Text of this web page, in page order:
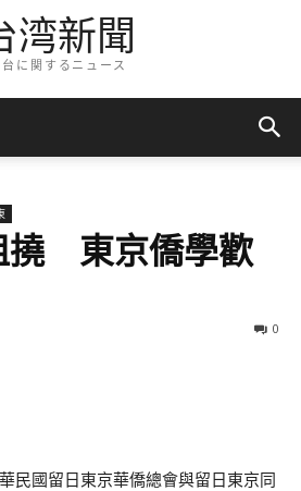
湾新聞
台に関するニュース
撓 東京僑學歡
0
民國留日東京華僑總會與留日東京同